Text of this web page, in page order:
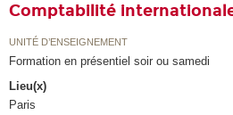
Comptabilité
UNITÉ D’ENSEIGNEMENT
Formation en présentiel soir ou samedi
Lieu(x)
Paris